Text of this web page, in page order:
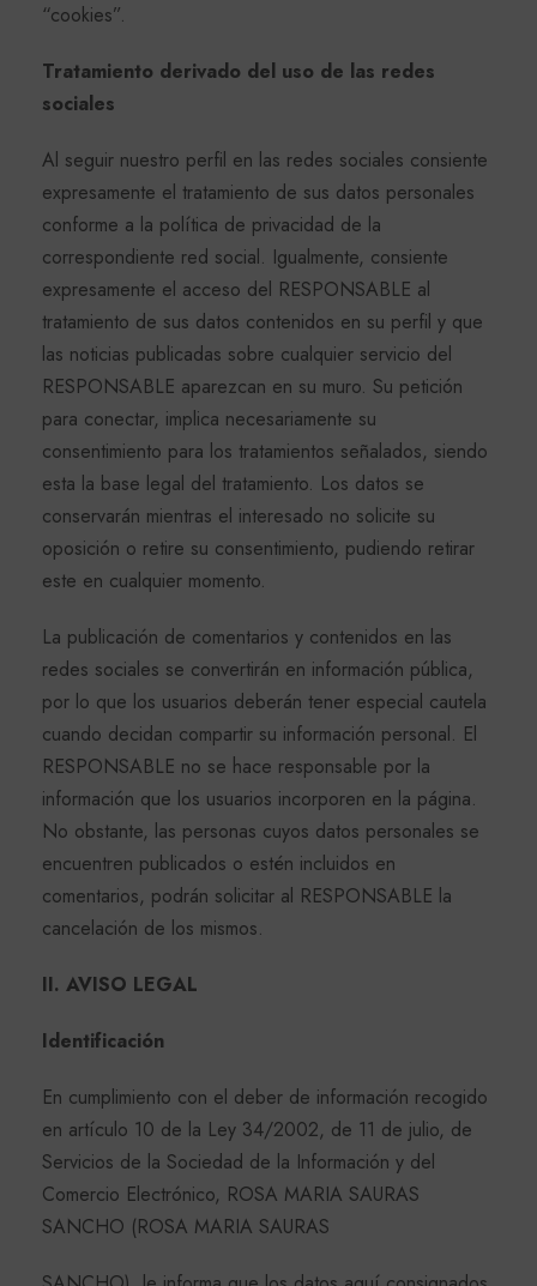
“cookies”.
Tratamiento derivado del uso de las redes
sociales
Al seguir nuestro perfil en las redes sociales consiente
expresamente el tratamiento de sus datos personales
conforme a la política de privacidad de la
correspondiente red social. Igualmente, consiente
expresamente el acceso del RESPONSABLE al
tratamiento de sus datos contenidos en su perfil y que
las noticias publicadas sobre cualquier servicio del
RESPONSABLE aparezcan en su muro. Su petición
para conectar, implica necesariamente su
consentimiento para los tratamientos señalados, siendo
esta la base legal del tratamiento. Los datos se
conservarán mientras el interesado no solicite su
oposición o retire su consentimiento, pudiendo retirar
este en cualquier momento.
La publicación de comentarios y contenidos en las
redes sociales se convertirán en información pública,
por lo que los usuarios deberán tener especial cautela
cuando decidan compartir su información personal. El
RESPONSABLE no se hace responsable por la
información que los usuarios incorporen en la página.
No obstante, las personas cuyos datos personales se
encuentren publicados o estén incluidos en
comentarios, podrán solicitar al RESPONSABLE la
cancelación de los mismos.
II. AVISO LEGAL
Identificación
En cumplimiento con el deber de información recogido
en artículo 10 de la Ley 34/2002, de 11 de julio, de
Servicios de la Sociedad de la Información y del
Comercio Electrónico, ROSA MARIA SAURAS
SANCHO (ROSA MARIA SAURAS